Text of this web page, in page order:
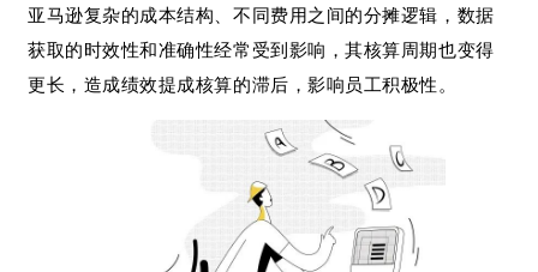
亚马逊复杂的成本结构、不同费用之间的分摊逻辑，数据
获取的时效性和准确性经常受到影响，其核算周期也变得
更长，造成绩效提成核算的滞后，影响员工积极性。